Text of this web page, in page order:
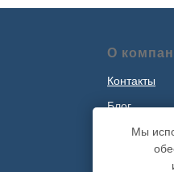
Мы
О
Контакты
Блог
Наши
Политика